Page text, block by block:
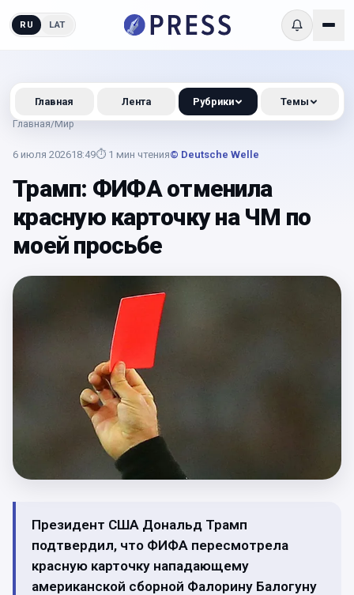
RU LAT
Главная/Мир
6 июля 202618:49⏱ 1 мин чтения© Deutsche Welle
Трамп: ФИФА отменила
красную карточку на ЧМ по
моей просьбе
Президент США Дональд Трамп
подтвердил, что ФИФА пересмотрела
красную карточку нападающему
американской сборной Фалорину Балогуну
Главная Лента Рубрики Темы